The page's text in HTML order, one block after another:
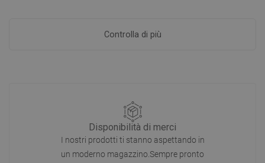
Controlla di più
Disponibilità di merci
I nostri prodotti ti stanno aspettando in
un moderno magazzino.Sempre pronto